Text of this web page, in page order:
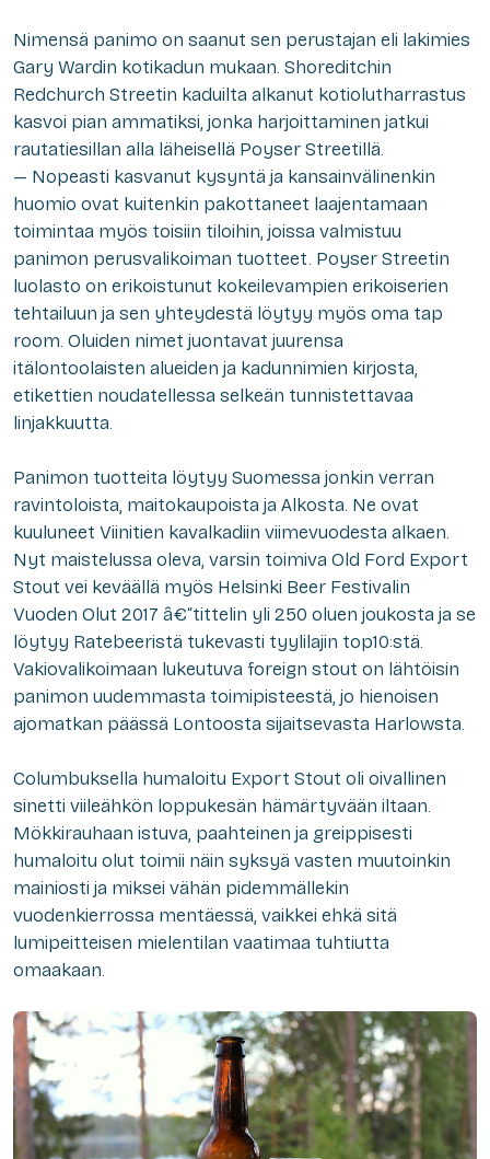
Nimensä panimo on saanut sen perustajan eli lakimies
Gary Wardin kotikadun mukaan. Shoreditchin
Redchurch Streetin kaduilta alkanut kotiolutharrastus
kasvoi pian ammatiksi, jonka harjoittaminen jatkui
rautatiesillan alla läheisellä Poyser Streetillä.
— Nopeasti kasvanut kysyntä ja kansainvälinenkin
huomio ovat kuitenkin pakottaneet laajentamaan
toimintaa myös toisiin tiloihin, joissa valmistuu
panimon perusvalikoiman tuotteet. Poyser Streetin
luolasto on erikoistunut kokeilevampien erikoiserien
tehtailuun ja sen yhteydestä löytyy myös oma tap
room. Oluiden nimet juontavat juurensa
itälontoolaisten alueiden ja kadunnimien kirjosta,
etikettien noudatellessa selkeän tunnistettavaa
linjakkuutta.
Panimon tuotteita löytyy Suomessa jonkin verran
ravintoloista, maitokaupoista ja Alkosta. Ne ovat
kuuluneet Viinitien kavalkadiin viimevuodesta alkaen.
Nyt maistelussa oleva, varsin toimiva Old Ford Export
Stout vei keväällä myös Helsinki Beer Festivalin
Vuoden Olut 2017 â€“tittelin yli 250 oluen joukosta ja se
löytyy Ratebeeristä tukevasti tyylilajin top10:stä.
Vakiovalikoimaan lukeutuva foreign stout on lähtöisin
panimon uudemmasta toimipisteestä, jo hienoisen
ajomatkan päässä Lontoosta sijaitsevasta Harlowsta.
Columbuksella humaloitu Export Stout oli oivallinen
sinetti viileähkön loppukesän hämärtyvään iltaan.
Mökkirauhaan istuva, paahteinen ja greippisesti
humaloitu olut toimii näin syksyä vasten muutoinkin
mainiosti ja miksei vähän pidemmällekin
vuodenkierrossa mentäessä, vaikkei ehkä sitä
lumipeitteisen mielentilan vaatimaa tuhtiutta
omaakaan.